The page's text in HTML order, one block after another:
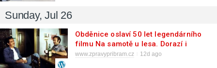
Sunday, Jul 26
Obděnice oslaví 50 let legendárního
filmu Na samotě u lesa. Dorazí i
Zdeněk Svěrák a další tvůrci
www.zpravypribram.cz 12d ago